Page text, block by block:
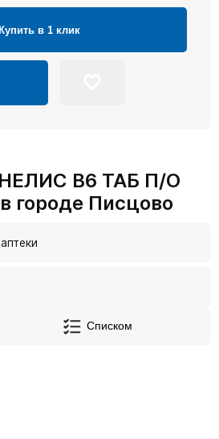
в 1 клик
B6 ТАБ П/О
городе Писцово
Списком